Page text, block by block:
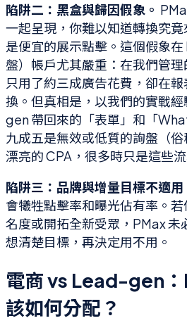
陷阱二：黑盒與歸因假象。
一起呈現，你難以知道轉換究
是便宜的展示點擊。這個假象
盤）帳戶尤其嚴重：在我們管
只用了約三成廣告花費，卻在
換。但真相是，以我們的實戰
gen 帶回來的「表單」和「
九成五是無效或低質的詢盤（
漂亮的 CPA，很多時只是這些
陷阱三：品牌與增量目標不適用
會犧牲點擊率和曝光佔有率。
名度或開拓全新受眾，PMax 未
想清楚目標，再決定用不用。
電商 vs Lead-gen
該如何分配？